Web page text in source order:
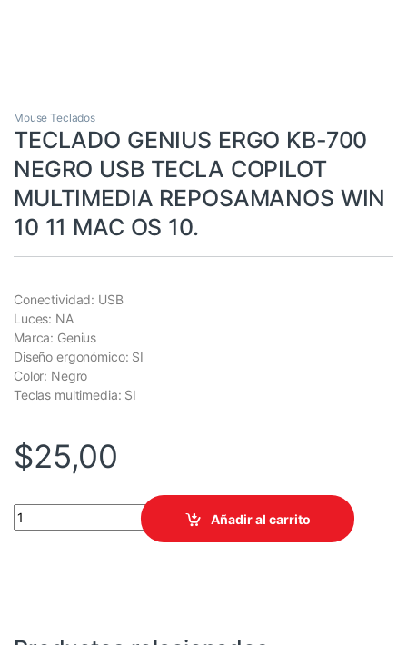
Mouse Teclados
TECLADO GENIUS ERGO KB-700
NEGRO USB TECLA COPILOT
MULTIMEDIA REPOSAMANOS WIN
10 11 MAC OS 10.
Conectividad: USB
Luces: NA
Marca: Genius
Diseño ergonómico: SI
Color: Negro
Teclas multimedia: SI
$25,00
TECLADO GENIUS ERGO KB-700 NEGRO USB TECLA
Añadir al carrito